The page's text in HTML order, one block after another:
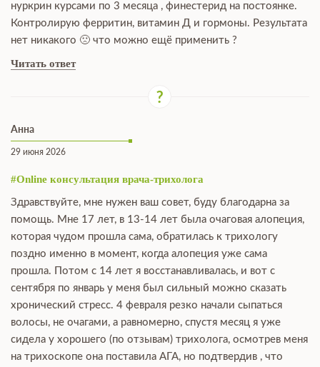
нуркрин курсами по 3 месяца , финестерид на постоянке.
Контролирую ферритин, витамин Д и гормоны. Результата
нет никакого 🙁 что можно ещё применить ?
Читать ответ
Анна
29 июня 2026
#Online консультация врача-трихолога
Здравствуйте, мне нужен ваш совет, буду благодарна за
помощь. Мне 17 лет, в 13-14 лет была очаговая алопеция,
которая чудом прошла сама, обратилась к трихологу
поздно именно в момент, когда алопеция уже сама
прошла. Потом с 14 лет я восстанавливалась, и вот с
сентября по январь у меня был сильный можно сказать
хронический стресс. 4 февраля резко начали сыпаться
волосы, не очагами, а равномерно, спустя месяц я уже
сидела у хорошего (по отзывам) трихолога, осмотрев меня
на трихоскопе она поставила АГА, но подтвердив , что